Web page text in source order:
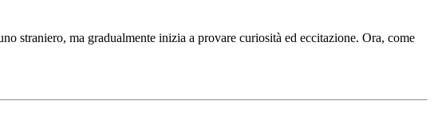
straniero, ma gradualmente inizia a provare curiosità ed eccitazione. Ora, come